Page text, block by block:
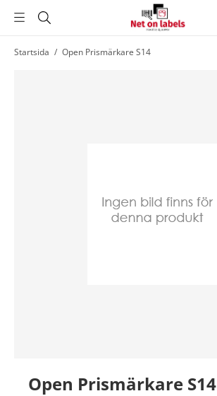
HoppaStartsida / Open Prismärkare S14
Open Prismärkare S14